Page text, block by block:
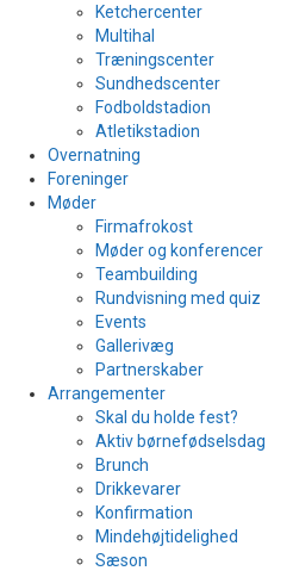
Ketchercenter
Multihal
Træningscenter
Sundhedscenter
Fodboldstadion
Atletikstadion
Overnatning
Foreninger
Møder
Firmafrokost
Møder og konferencer
Teambuilding
Rundvisning med quiz
Events
Gallerivæg
Partnerskaber
Arrangementer
Skal du holde fest?
Aktiv børnefødselsdag
Brunch
Drikkevarer
Konfirmation
Mindehøjtidelighed
Sæson